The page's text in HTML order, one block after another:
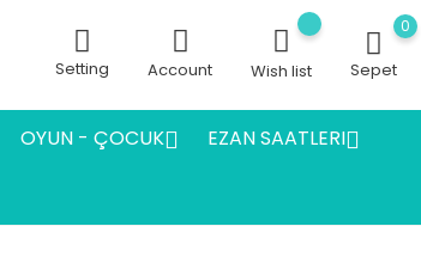
Setting Account Wish list
0
Sepet
OYUN - ÇOCUK EZAN SAATLERI